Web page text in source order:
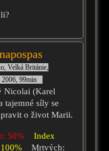
Velká Británie,
99min
Nicolai (Karel
tajemné síly se
o život Marii.
50%
Index
Mrtvých: